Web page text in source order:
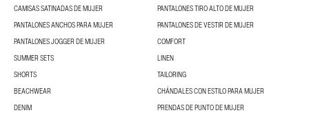
CAMISAS SATINADAS DE MUJER
PANTALONES TIRO ALTO DE MUJER
PANTALONES ANCHOS PARA MUJER
PANTALONES DE VESTIR DE MUJER
PANTALONES JOGGER DE MUJER
COMFORT
SUMMER SETS
LINEN
SHORTS
TAILORING
BEACHWEAR
CHÁNDALES CON ESTILO PARA MUJER
DENIM
PRENDAS DE PUNTO DE MUJER